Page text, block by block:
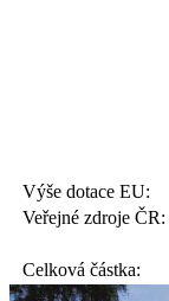
Výše dotace EU:
Veřejné zdroje ČR:
Celková částka: